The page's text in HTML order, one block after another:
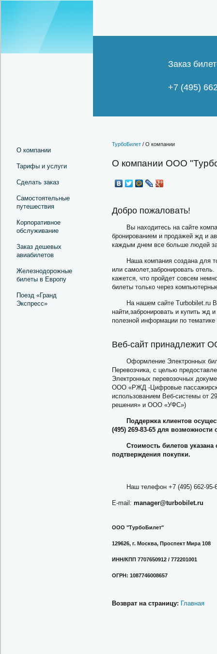
Заказ
+7 (495)
О компании
Тарифы и услуги
Сделать заказ
Самостоятельные
путешествия
Корпоративное
обслуживание
Заказ дешевых
авиабилетов
Железнодорожные
билеты в Европу
Поезд «Гранд
Экспресс»
ТурбоБилет/ О компании
О компании ООО
Добро пожаловать!
Вы находитесь на сайте
бронированием и продажей жд и
каждым днем все больше людей
Наша компания создана для
или самолет,забронировать
кажется, что пройдет совсем
билеты только через
На нашем сайте Turbobilet.ru
найти,забронировать и купить жд
полезной информации по
Веб-сайт принадлежит
Оформление Электронных
Перевозчика, с целью
Электронных перевозочных
ООО «РЖД -Цифровые
использованием Веб-системы от
решения» и ООО «УФС»)
Поддержка клиентов
(495) 269-83-65 для
Стоимость билетов указана
подтверждения покупки.
Наш телефон +7 (495) 662-95-
E-mail: ur.telibobrut@reganam
ООО "ТурбоБилет"
129626, г. Москва, Проспект Мира 108
ИНН/КПП 7707650912 / 772201001
ОГРН: 1087746008657
Возврат на страницу: Главная